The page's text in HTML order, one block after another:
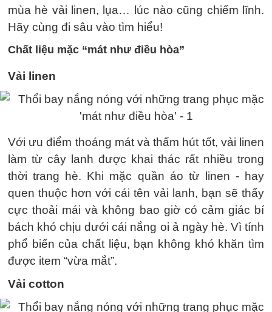
mùa hè vải linen, lụa… lúc nào cũng chiếm lĩnh.
Hãy cùng đi sâu vào tìm hiểu!
Chất liệu mặc “mát như điều hòa”
Vải linen
Với ưu điểm thoáng mát và thấm hút tốt, vải linen
làm từ cây lanh được khai thác rất nhiều trong
thời trang hè. Khi mặc quần áo từ linen - hay
quen thuộc hơn với cái tên vải lanh, bạn sẽ thấy
cực thoải mái và không bao giờ có cảm giác bí
bách khó chịu dưới cái nắng oi ả ngày hè. Vì tính
phổ biến của chất liệu, bạn không khó khăn tìm
được item “vừa mắt”.
Vải cotton